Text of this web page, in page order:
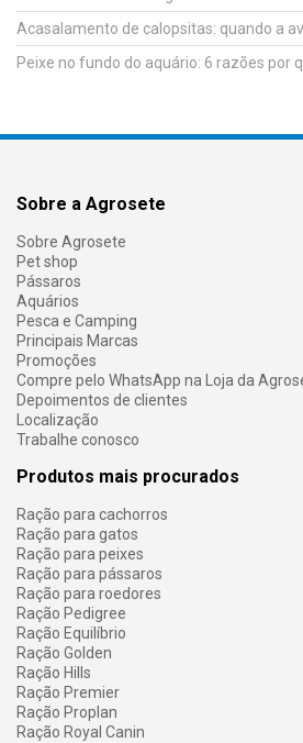
Acasalamento de calopsitas: quando a
Peixe no fundo do aquário: 6 razões por
Sobre a Agrosete
Sobre Agrosete
Pet shop
Pássaros
Aquários
Pesca e Camping
Principais Marcas
Promoções
Compre pelo WhatsApp na Loja da
Depoimentos de clientes
Localização
Trabalhe conosco
Produtos mais procurados
Ração para cachorros
Ração para gatos
Ração para peixes
Ração para pássaros
Ração para roedores
Ração Pedigree
Ração Equilíbrio
Ração Golden
Ração Hills
Ração Premier
Ração Proplan
Ração Royal Canin